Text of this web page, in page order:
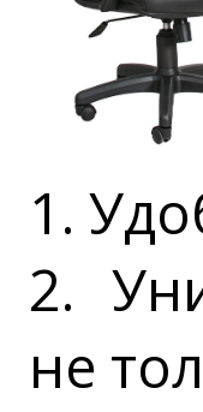
1.
2.
не